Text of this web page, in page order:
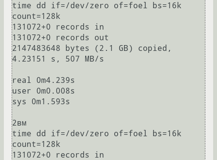
time dd if=/dev/zero of=foel bs=16k
count=128k
131072+0 records in
131072+0 records out
2147483648 bytes (2.1 GB) copied,
4.23151 s, 507 MB/s
real 0m4.239s
user 0m0.008s
sys 0m1.593s
2вм
time dd if=/dev/zero of=foel bs=16k
count=128k
131072+0 records in